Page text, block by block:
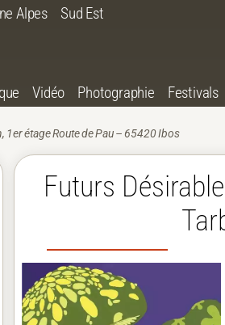
Alpes Sud Est
Vidéo Photographie Festivals
1er étage Route de Pau – 65420 Ibos
Futurs